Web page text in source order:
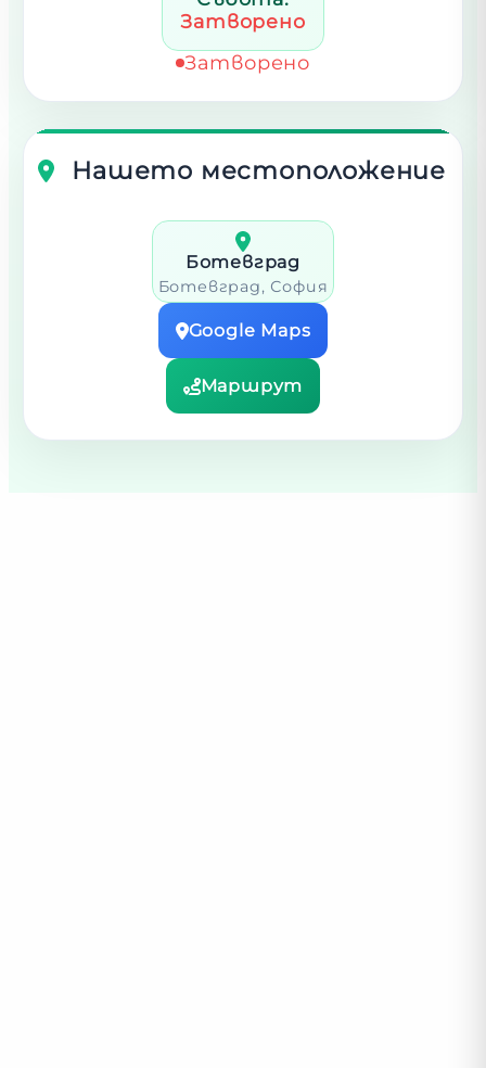
Затворено
Затворено
Нашето местоположение
Ботевград
Ботевград, София
Google Maps
Маршрут